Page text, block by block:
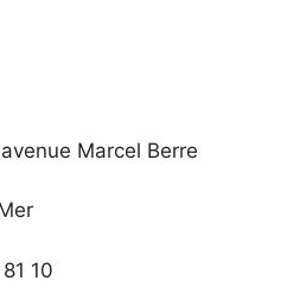
Marcel Berre
10